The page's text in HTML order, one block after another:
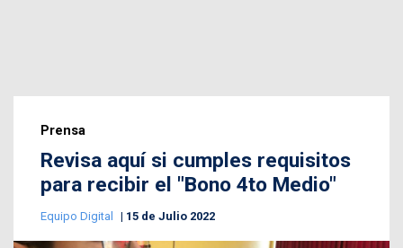
Prensa
Revisa aquí si cumples requisitos
para recibir el "Bono 4to Medio"
Equipo Digital 15 de Julio 2022